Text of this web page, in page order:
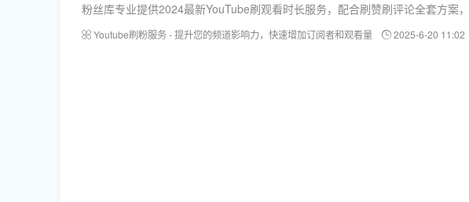
粉丝库专业提供2024最新YouTube刷观看时长服务，配合刷赞刷评论全套方案
Youtube刷粉服务 - 提升您的频道影响力，快速增加订阅者和观看量 2025-6-20 11:02